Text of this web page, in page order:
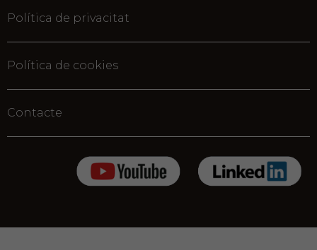
Política de privacitat
Política de cookies
Contacte